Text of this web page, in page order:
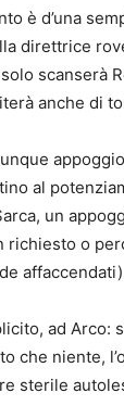
è d’una
direttrice
scanserà
anche di
al
un
richiesto o
ad Arco:
che niente,
sterile